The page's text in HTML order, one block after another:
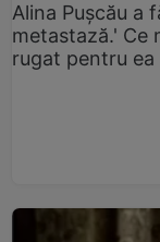
Alina Pușcău a
metastază.' Ce
rugat pentru ea